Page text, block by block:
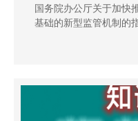
国务院办公厅关于加快
基础的新型监管机制的